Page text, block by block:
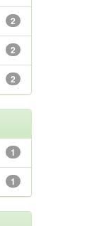
2
2
2
1
1